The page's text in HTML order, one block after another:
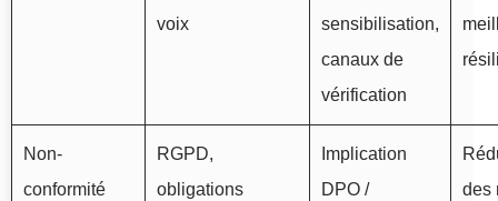
voix
sensibilisation,
canaux de
vérification
Non-
conformité
RGPD,
obligations
Implication
DPO /
des